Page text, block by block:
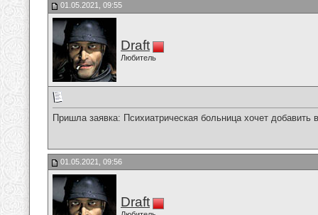
01.05.2021, 09:55
Draft
Любитель
Пришла заявка: Психиатрическая больница хочет
01.05.2021, 09:56
Draft